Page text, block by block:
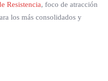
Resistencia, foco de atracción
los más consolidados y